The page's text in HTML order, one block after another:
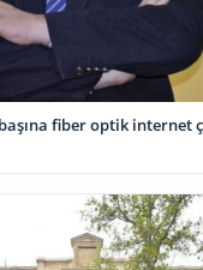
fiber optik internet